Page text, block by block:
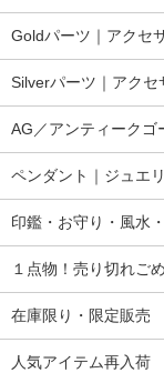
Goldパーツ｜アクセ
Silverパーツ｜アクセ
AG／アンティークゴ
ペンダント｜ジュエ
印鑑・お守り・風水
１点物！売り切れご
在庫限り・限定販売
人気アイテム再入荷